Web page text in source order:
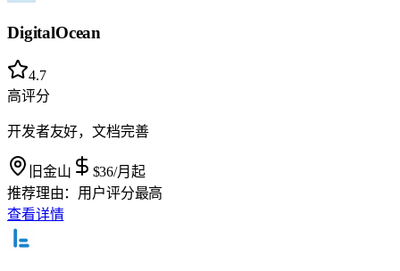
DigitalOcean
4.7
高评分
开发者友好，文档完善
旧金山 $36/月起
推荐理由： 用户评分最高
查看详情